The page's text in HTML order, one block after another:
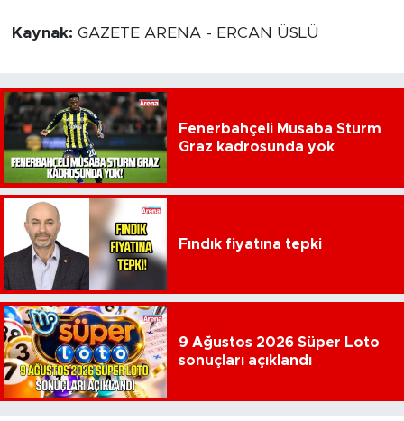
Kaynak: GAZETE ARENA - ERCAN ÜSLÜ
Fenerbahçeli Musaba Sturm
Graz kadrosunda yok
Fındık fiyatına tepki
9 Ağustos 2026 Süper Loto
sonuçları açıklandı